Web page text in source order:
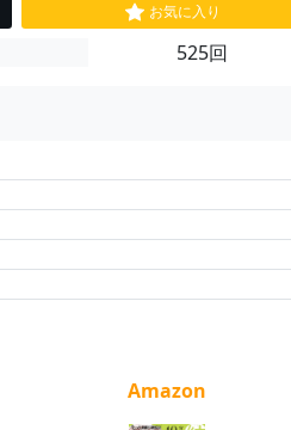
お気に入り
525回
Amazon